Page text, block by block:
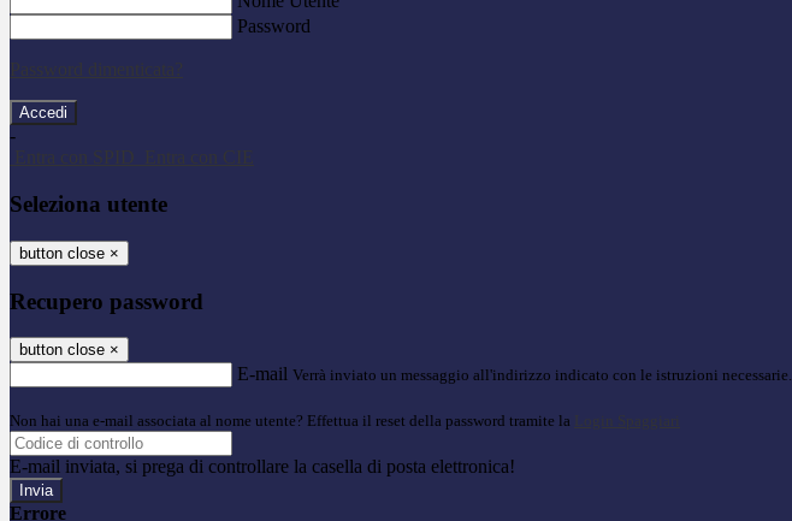
Password
Password dimenticata?
-
Entra con SPID
Entra con CIE
Seleziona utente
button close ×
Recupero password
button close ×
E-mail Verrà inviato un messaggio all'indirizzo indicato con le istruzioni necessarie.
Non hai una e-mail associata al nome utente? Effettua il reset della password tramite la Login Spaggiari
E-mail inviata, si prega di controllare la casella di posta elettronica!
Errore